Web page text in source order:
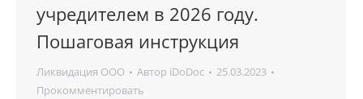
учредителем в 2026 году.
Пошаговая инструкция
Ликвидация ООО Автор iDoDoc
25.03.2023
Прокомментировать